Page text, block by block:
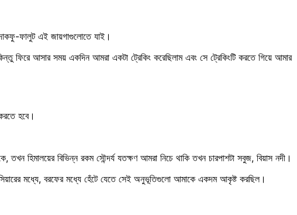
ফালুট এই জায়গাগুলোতে যাই।
ফিরে আসার সময় একদিন আমরা একটা ট্রেকিং করেছিলাম এবং সে ট্রেকিংটি করতে গিয়ে আমার
হবে।
তখন হিমালয়ের বিভিন্ন রকম সৌন্দর্য যতক্ষণ আমরা নিচে থাকি তখন চারপাশটা সবুজ, বিয়াস নদী।
মধ্যে, বরফের মধ্যে হেঁটে যেতে সেই অনুভূতিগুলো আমাকে একদম আকৃষ্ট করছিল।